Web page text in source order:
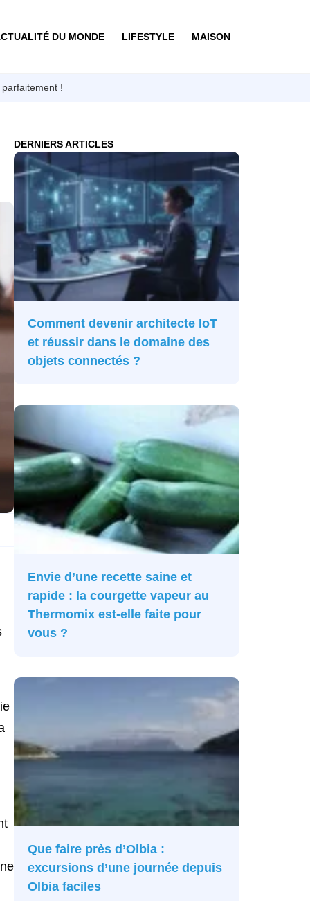
DU MONDE LIFESTYLE MAISON
!
DERNIERS ARTICLES
Comment devenir architecte IoT
et réussir dans le domaine des
objets connectés ?
Envie d’une recette saine et
rapide : la courgette vapeur au
Thermomix est-elle faite pour
vous ?
Que faire près d’Olbia :
excursions d’une journée depuis
Olbia faciles